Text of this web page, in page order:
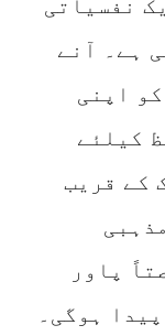
نفسیاتی
ہے۔ آنے
اپنی
کیلئے
قریب
پاور
ہوگی۔